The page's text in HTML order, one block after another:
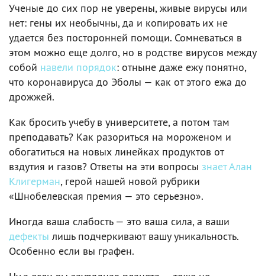
Ученые до сих пор не уверены, живые вирусы или
нет: гены их необычны, да и копировать их не
удается без посторонней помощи. Сомневаться в
этом можно еще долго, но в родстве вирусов между
собой навели порядок: отныне даже ежу понятно,
что коронавируса до Эболы — как от этого ежа до
дрожжей.
Как бросить учебу в университете, а потом там
преподавать? Как разориться на мороженом и
обогатиться на новых линейках продуктов от
вздутия и газов? Ответы на эти вопросы знает Алан
Клигерман, герой нашей новой рубрики
«Шнобелевская премия — это серьезно».
Иногда ваша слабость — это ваша сила, а ваши
дефекты лишь подчеркивают вашу уникальность.
Особенно если вы графен.